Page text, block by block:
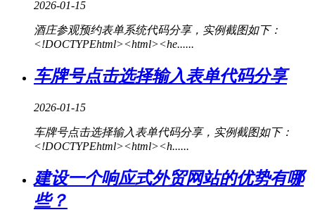
2026-01-15
酒庄参观预约表单系统代码分享，实例截图如下：
<!DOCTYPEhtml><html><he......
车牌号点击选择输入表单代码分享
2026-01-15
车牌号点击选择输入表单代码分享，实例截图如下：
<!DOCTYPEhtml><html><h......
建设一个响应式外贸网站的优势有哪
些？